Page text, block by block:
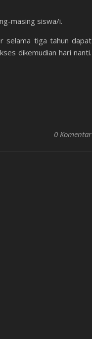
masing siswa/i.
selama tiga tahun dapat
dikemudian hari nanti.
0 Komentar